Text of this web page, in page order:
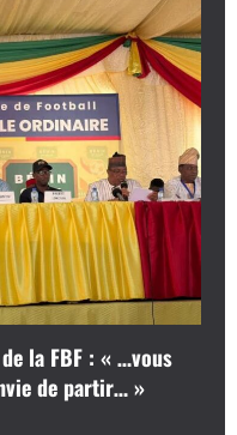
la FBF : « …vous
de partir… »